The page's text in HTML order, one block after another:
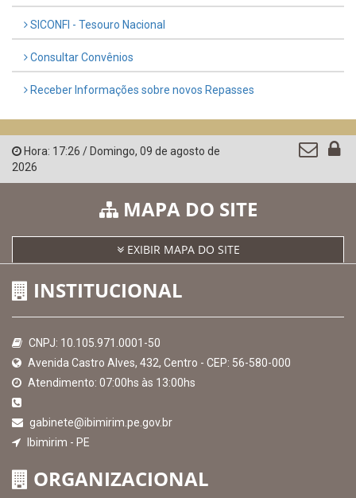
SICONFI - Tesouro Nacional
Consultar Convênios
Receber Informações sobre novos Repasses
Hora: 17:26 / Domingo, 09 de agosto de
2026
MAPA DO SITE
EXIBIR MAPA DO SITE
INSTITUCIONAL
CNPJ: 10.105.971.0001-50
Avenida Castro Alves, 432, Centro - CEP: 56-580-000
Atendimento: 07:00hs às 13:00hs
gabinete@ibimirim.pe.gov.br
Ibimirim - PE
ORGANIZACIONAL